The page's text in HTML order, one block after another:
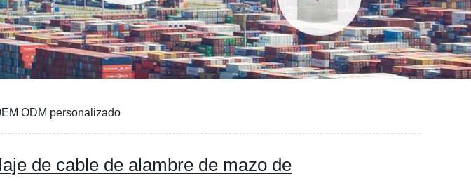
ODM personalizado
de cable de alambre de mazo de